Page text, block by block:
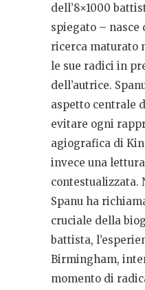
dell’8×1000
spiegato – nasce
ricerca maturato
le sue radici in
dell’autrice.
aspetto centrale
evitare ogni
agiografica di
invece una
contestualizzata.
Spanu ha
cruciale della
battista,
Birmingham,
momento di